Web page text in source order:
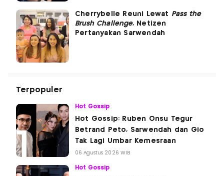
Cherrybelle Reuni Lewat Pass the
Brush Challenge, Netizen
Pertanyakan Sarwendah
Terpopuler
Hot Gossip
Hot Gossip: Ruben Onsu Tegur
Betrand Peto, Sarwendah dan Gio
Tak Lagi Umbar Kemesraan
06 Agustus 2026 WIB
Hot Gossip